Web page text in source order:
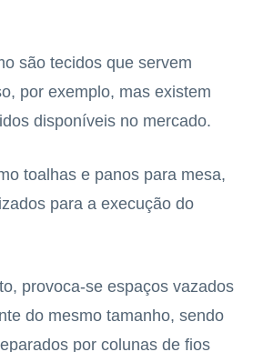
são tecidos que servem
por exemplo, mas existem
disponíveis no mercado.
toalhas e panos para mesa,
para a execução do
provoca-se espaços vazados
do mesmo tamanho, sendo
por colunas de fios